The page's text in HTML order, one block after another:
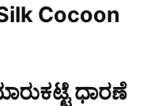
Cocoon
ಧಾರಣೆ